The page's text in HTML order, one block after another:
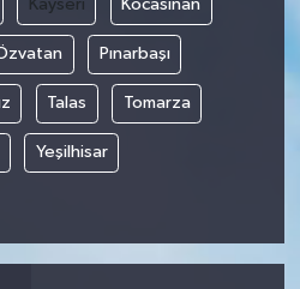
Kayseri Kocasinan
Pınarbaşı
Talas Tomarza
Yeşilhisar